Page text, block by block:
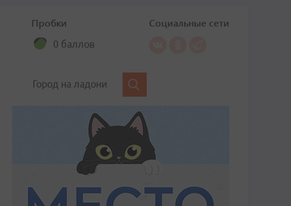
Пробки
0 баллов
Социальные сети
Город на ладони